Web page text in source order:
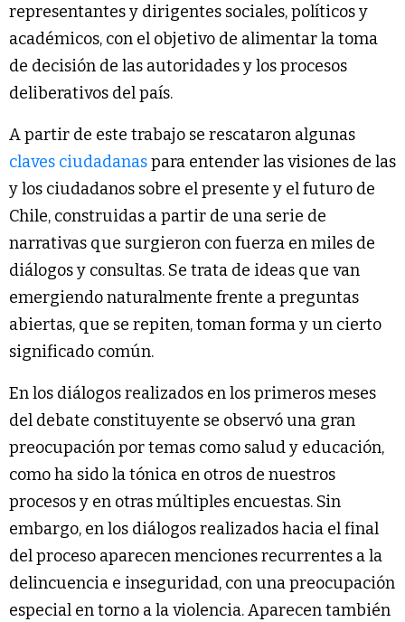
representantes y dirigentes sociales, políticos y
académicos, con el objetivo de alimentar la toma
de decisión de las autoridades y los procesos
deliberativos del país.
A partir de este trabajo se rescataron algunas
claves ciudadanaspara entender las visiones de las
y los ciudadanos sobre el presente y el futuro de
Chile, construidas a partir de una serie de
narrativas que surgieron con fuerza en miles de
diálogos y consultas. Se trata de ideas que van
emergiendo naturalmente frente a preguntas
abiertas, que se repiten, toman forma y un cierto
significado común.
En los diálogos realizados en los primeros meses
del debate constituyente se observó una gran
preocupación por temas como salud y educación,
como ha sido la tónica en otros de nuestros
procesos y en otras múltiples encuestas. Sin
embargo, en los diálogos realizados hacia el final
del proceso aparecen menciones recurrentes a la
delincuencia e inseguridad, con una preocupación
especial en torno a la violencia. Aparecen también